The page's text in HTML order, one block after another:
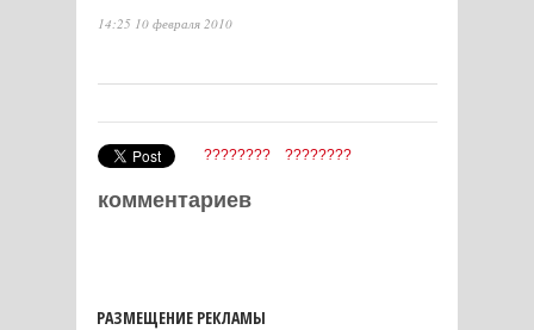
14:25 10 февраля 2010
???????? ????????
комментариев
РАЗМЕЩЕНИЕ РЕКЛАМЫ